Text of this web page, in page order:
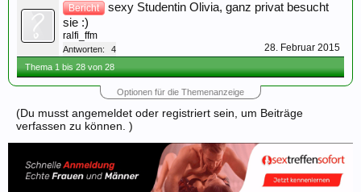
Bericht
sexy Studentin Olivia, ganz privat besucht
sie :)
ralfi_ffm
Antworten: 4 28. Februar 2015
Thema 1 bis 28 von 28
Optionen für die Themenanzeige
(Du musst angemeldet oder registriert sein, um Beiträge
verfassen zu können. )